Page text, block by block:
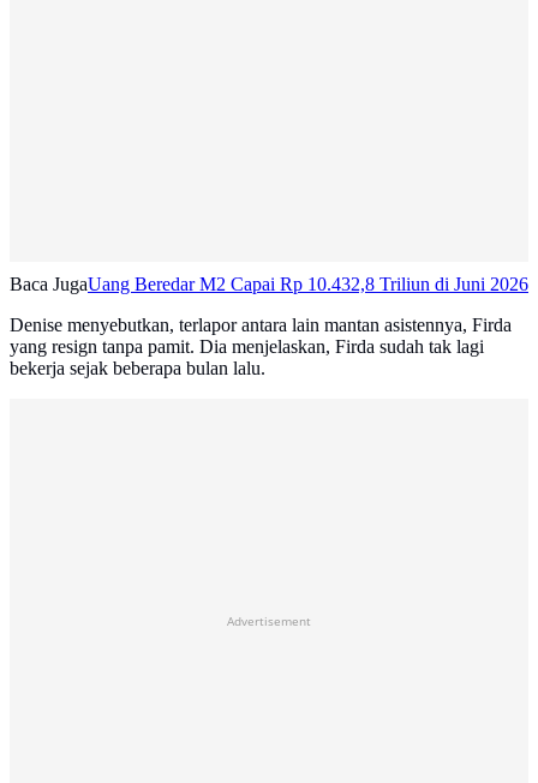
Baca JugaUang Beredar M2 Capai Rp 10.432,8 Triliun di Juni 2026
Denise menyebutkan, terlapor antara lain mantan asistennya, Firda
yang resign tanpa pamit. Dia menjelaskan, Firda sudah tak lagi
bekerja sejak beberapa bulan lalu.
Advertisement